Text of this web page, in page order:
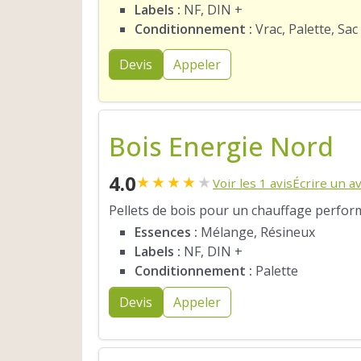
Labels : NF, DIN +
Conditionnement : Vrac, Palette, Sac
Devis
Appeler
Bois Energie Nord
4.0★★★★★ Voir les 1 avisÉcrire un
Pellets de bois pour un chauffage
Essences : Mélange, Résineux
Labels : NF, DIN +
Conditionnement : Palette
Devis
Appeler